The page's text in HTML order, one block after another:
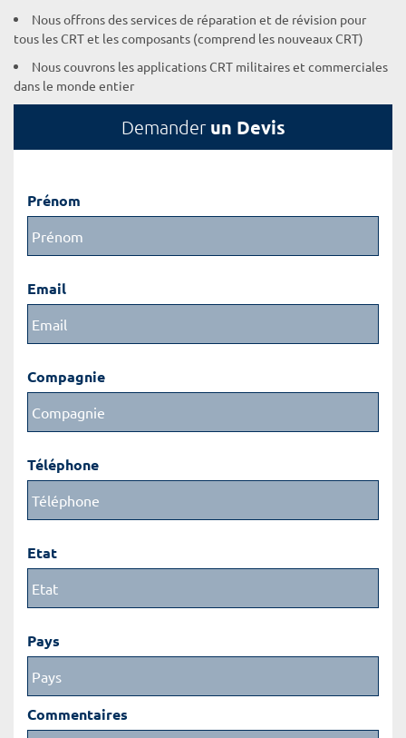
Nous offrons des services de réparation et de révision pour
tous les CRT et les composants (comprend les nouveaux CRT)
Nous couvrons les applications CRT militaires et commerciales
dans le monde entier
Demander un Devis
Prénom
Email
Compagnie
Téléphone
Etat
Pays
Commentaires